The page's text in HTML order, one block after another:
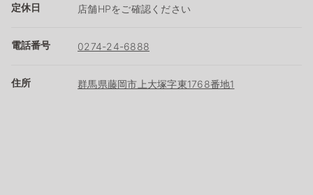
定休日 店舗HPをご確認ください
電話番号 0274-24-6888
住所 群馬県藤岡市上大塚字東1768番地1